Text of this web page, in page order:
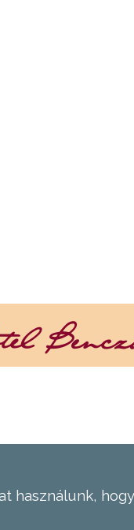
használunk,